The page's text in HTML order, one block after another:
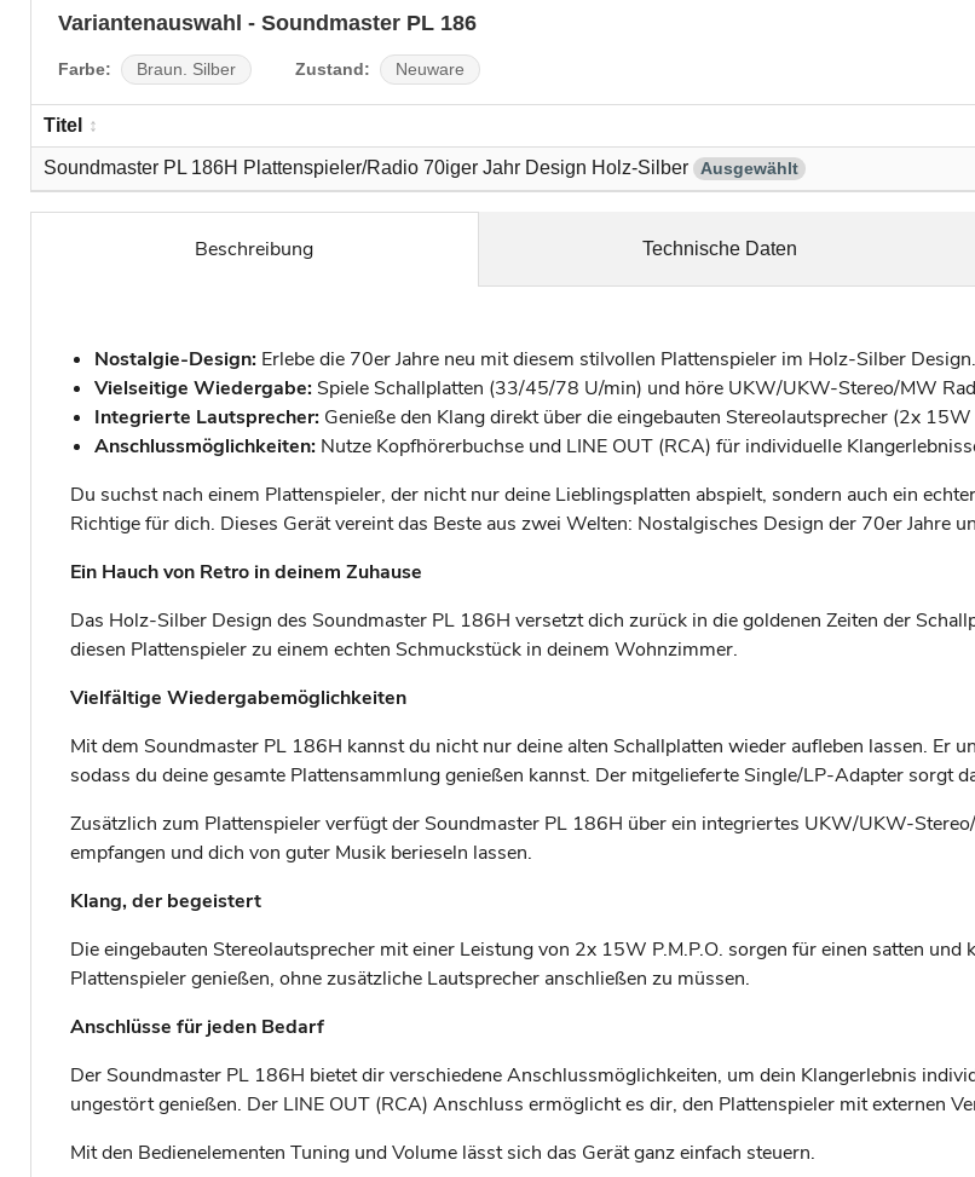
Variantenauswahl - Soundmaster PL 186
Farbe: Braun. Silber Zustand: Neuware
Titel
Soundmaster PL 186H Plattenspieler/Radio 70iger Jahr Design Holz-Silber Ausgewählt
Beschreibung
Nostalgie-Design: Erlebe die 70er Jahre neu mit diesem stilvollen Plattenspieler im Holz-Silber Design.
Vielseitige Wiedergabe: Spiele Schallplatten (33/45/78 U/min) und höre UKW/UKW-Stereo/MW
Integrierte Lautsprecher: Genieße den Klang direkt über die eingebauten Stereolautsprecher (2x 15W
Anschlussmöglichkeiten: Nutze Kopfhörerbuchse und LINE OUT (RCA) für individuelle
Du suchst nach einem Plattenspieler, der nicht nur deine Lieblingsplatten abspielt, sondern auch ein
Richtige für dich. Dieses Gerät vereint das Beste aus zwei Welten: Nostalgisches Design der 70er Jahre
Ein Hauch von Retro in deinem Zuhause
Das Holz-Silber Design des Soundmaster PL 186H versetzt dich zurück in die goldenen Zeiten der
diesen Plattenspieler zu einem echten Schmuckstück in deinem Wohnzimmer.
Vielfältige Wiedergabemöglichkeiten
Mit dem Soundmaster PL 186H kannst du nicht nur deine alten Schallplatten wieder aufleben lassen.
sodass du deine gesamte Plattensammlung genießen kannst. Der mitgelieferte Single/LP-Adapter sorgt
Zusätzlich zum Plattenspieler verfügt der Soundmaster PL 186H über ein integriertes UKW/UKW-
empfangen und dich von guter Musik berieseln lassen.
Klang, der begeistert
Die eingebauten Stereolautsprecher mit einer Leistung von 2x 15W P.M.P.O. sorgen für einen satten
Plattenspieler genießen, ohne zusätzliche Lautsprecher anschließen zu müssen.
Anschlüsse für jeden Bedarf
Der Soundmaster PL 186H bietet dir verschiedene Anschlussmöglichkeiten, um dein Klangerlebnis
ungestört genießen. Der LINE OUT (RCA) Anschluss ermöglicht es dir, den Plattenspieler mit externen
Mit den Bedienelementen Tuning und Volume lässt sich das Gerät ganz einfach steuern.
Technische Daten